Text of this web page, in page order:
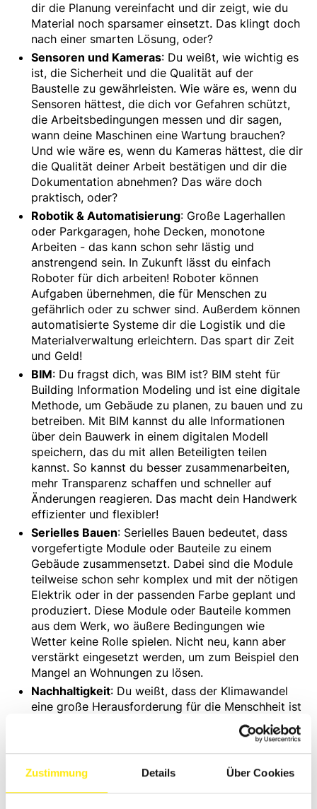
Zustimmung Details Über Cookies
dir die Planung vereinfacht und dir zeigt, wie du
Material noch sparsamer einsetzt. Das klingt doch
nach einer smarten Lösung, oder?
Sensoren und Kameras: Du weißt, wie wichtig es
ist, die Sicherheit und die Qualität auf der
Baustelle zu gewährleisten. Wie wäre es, wenn du
Sensoren hättest, die dich vor Gefahren schützt,
die Arbeitsbedingungen messen und dir sagen,
wann deine Maschinen eine Wartung brauchen?
Und wie wäre es, wenn du Kameras hättest, die dir
die Qualität deiner Arbeit bestätigen und dir die
Dokumentation abnehmen? Das wäre doch
praktisch, oder?
Robotik & Automatisierung: Große Lagerhallen
oder Parkgaragen, hohe Decken, monotone
Arbeiten - das kann schon sehr lästig und
anstrengend sein. In Zukunft lässt du einfach
Roboter für dich arbeiten! Roboter können
Aufgaben übernehmen, die für Menschen zu
gefährlich oder zu schwer sind. Außerdem können
automatisierte Systeme dir die Logistik und die
Materialverwaltung erleichtern. Das spart dir Zeit
und Geld!
BIM: Du fragst dich, was BIM ist? BIM steht für
Building Information Modeling und ist eine digitale
Methode, um Gebäude zu planen, zu bauen und zu
betreiben. Mit BIM kannst du alle Informationen
über dein Bauwerk in einem digitalen Modell
speichern, das du mit allen Beteiligten teilen
kannst. So kannst du besser zusammenarbeiten,
mehr Transparenz schaffen und schneller auf
Änderungen reagieren. Das macht dein Handwerk
effizienter und flexibler!
Serielles Bauen: Serielles Bauen bedeutet, dass
vorgefertigte Module oder Bauteile zu einem
Gebäude zusammensetzt. Dabei sind die Module
teilweise schon sehr komplex und mit der nötigen
Elektrik oder in der passenden Farbe geplant und
produziert. Diese Module oder Bauteile kommen
aus dem Werk, wo äußere Bedingungen wie
Wetter keine Rolle spielen. Nicht neu, kann aber
verstärkt eingesetzt werden, um zum Beispiel den
Mangel an Wohnungen zu lösen.
Nachhaltigkeit: Du weißt, dass der Klimawandel
eine große Herausforderung für die Menschheit ist
und dass du als Maler und Lackierer eine wichtige
Rolle spielst, um ihn zu bekämpfen. Wie kannst du
das tun? Indem du zum Beispiel als Betrieb
erneuerbare Energien nutzt, ökologische